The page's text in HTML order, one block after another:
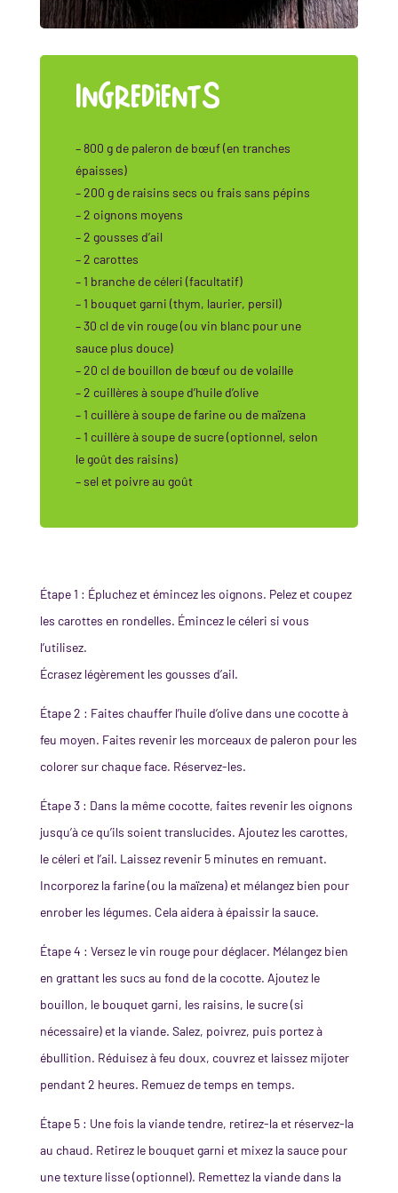
Ingredients
– 800 g de paleron de bœuf (en tranches
épaisses)
– 200 g de raisins secs ou frais sans pépins
– 2 oignons moyens
– 2 gousses d’ail
– 2 carottes
– 1 branche de céleri (facultatif)
– 1 bouquet garni (thym, laurier, persil)
– 30 cl de vin rouge (ou vin blanc pour une
sauce plus douce)
– 20 cl de bouillon de bœuf ou de volaille
– 2 cuillères à soupe d’huile d’olive
– 1 cuillère à soupe de farine ou de maïzena
– 1 cuillère à soupe de sucre (optionnel, selon
le goût des raisins)
– sel et poivre au goût
Étape 1 : Épluchez et émincez les oignons. Pelez et coupez
les carottes en rondelles. Émincez le céleri si vous
l’utilisez.
Écrasez légèrement les gousses d’ail.
Étape 2 : Faites chauffer l’huile d’olive dans une cocotte à
feu moyen. Faites revenir les morceaux de paleron pour les
colorer sur chaque face. Réservez-les.
Étape 3 : Dans la même cocotte, faites revenir les oignons
jusqu’à ce qu’ils soient translucides. Ajoutez les carottes,
le céleri et l’ail. Laissez revenir 5 minutes en remuant.
Incorporez la farine (ou la maïzena) et mélangez bien pour
enrober les légumes. Cela aidera à épaissir la sauce.
Étape 4 : Versez le vin rouge pour déglacer. Mélangez bien
en grattant les sucs au fond de la cocotte. Ajoutez le
bouillon, le bouquet garni, les raisins, le sucre (si
nécessaire) et la viande. Salez, poivrez, puis portez à
ébullition. Réduisez à feu doux, couvrez et laissez mijoter
pendant 2 heures. Remuez de temps en temps.
Étape 5 : Une fois la viande tendre, retirez-la et réservez-la
au chaud. Retirez le bouquet garni et mixez la sauce pour
une texture lisse (optionnel). Remettez la viande dans la